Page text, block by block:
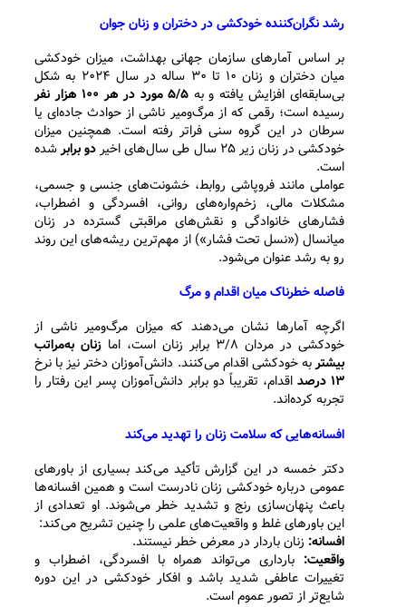
رشد نگران‌کننده خودکشی در دختران و زنان جوان
بر اساس آمارهای سازمان جهانی بهداشت، میزان خودکشی
میان دختران و زنان ۱۰ تا ۳۰ ساله در سال ۲۰۲۴ به شکل
بی‌سابقه‌ای افزایش یافته و به ۵/۵ مورد در هر ۱۰۰ هزار نفر
رسیده است؛ رقمی که از مرگ‌و‌میر ناشی از حوادث جاده‌ای یا
سرطان در این گروه سنی فراتر رفته است. همچنین میزان
خودکشی در زنان زیر ۲۵ سال طی سال‌های اخیر
دو برابرشده
است.
عواملی مانند فروپاشی روابط، خشونت‌های جنسی و جسمی،
مشکلات مالی، زخم‌واره‌های روانی، افسردگی و اضطراب،
فشارهای خانوادگی و نقش‌های مراقبتی گسترده در زنان
میانسال («نسل تحت فشار») از مهم‌ترین ریشه‌های این روند
رو به رشد عنوان می‌شود.
فاصله خطرناک میان اقدام و مرگ
اگرچه آمارها نشان می‌دهند که میزان مرگ‌ومیر ناشی از
خودکشی در مردان ۳/۸ برابر زنان است، اما
زنان به‌مراتب
بیشتربه خودکشی اقدام می‌کنند. دانش‌آموزان دختر نیز با نرخ
۱۳ درصد
اقدام، تقریباً دو برابر دانش‌آموزان پسر این رفتار را
تجربه کرده‌اند.
افسانه‌هایی که سلامت زنان را تهدید می‌کند
دکتر خمسه در این گزارش تأکید می‌کند بسیاری از باورهای
عمومی درباره خودکشی زنان نادرست است و همین افسانه‌ها
باعث پنهان‌سازی رنج و تشدید خطر می‌شوند. او تعدادی از
این باورهای غلط و واقعیت‌های علمی را چنین تشریح می‌کند:
افسانه: زنان باردار در معرض خطر نیستند.
واقعیت: بارداری می‌تواند همراه با افسردگی، اضطراب و
تغییرات عاطفی شدید باشد و افکار خودکشی در این دوره
شایع‌تر از تصور عموم است.